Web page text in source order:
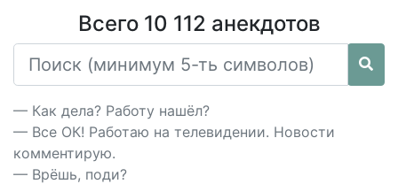
Всего 10 112 анекдотов
— Как дела? Работу нашёл?
— Все ОК! Работаю на телевидении. Новости
комментирую.
— Врёшь, поди?